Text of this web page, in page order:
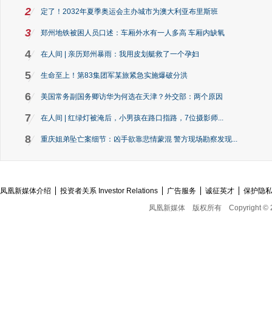
2 定了！2032年夏季奥运会主办城市为澳大利亚布里斯班
3 郑州地铁被困人员口述：车厢外水有一人多高 车厢内缺氧
4 在人间 | 亲历郑州暴雨：我用皮划艇救了一个孕妇
5 生命至上！第83集团军某旅紧急实施爆破分洪
6 美国常务副国务卿访华为何选在天津？外交部：两个原因
7 在人间 | 红绿灯被淹后，小男孩在路口指路，7位摄影师...
8 重庆姐弟坠亡案细节：凶手欲靠悲情蒙混 警方现场勘察发现...
凤凰新媒体介绍 投资者关系 Investor Relations 广告服务 诚征英才
保护隐
凤凰新媒体
版权所有 Copyright ©